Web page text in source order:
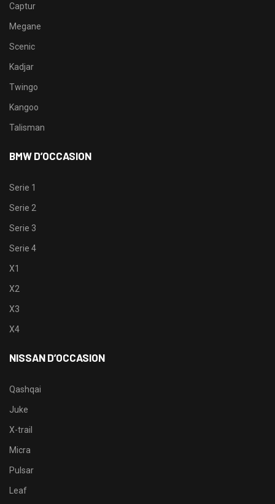
Captur
Megane
Scenic
Kadjar
Twingo
Kangoo
Talisman
BMW D’OCCASION
Serie 1
Serie 2
Serie 3
Serie 4
X1
X2
X3
X4
NISSAN D’OCCASION
Qashqai
Juke
X-trail
Micra
Pulsar
Leaf